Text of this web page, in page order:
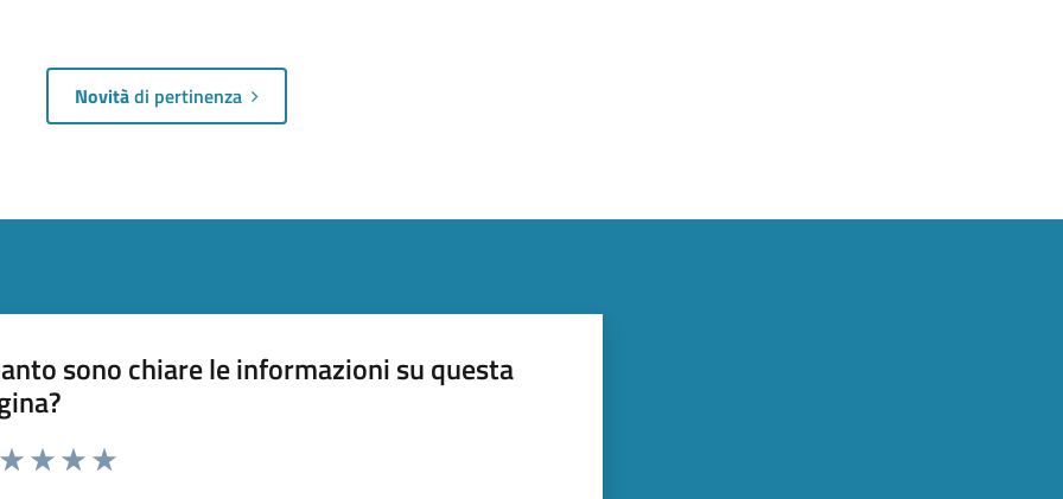
Novitàdi pertinenza
sono chiare le informazioni su questa
da 1 a 5 stelle la pagina